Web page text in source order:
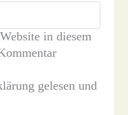
in diesem
gelesen und